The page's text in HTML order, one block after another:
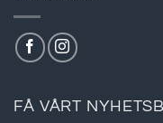
FÅ VÅRT